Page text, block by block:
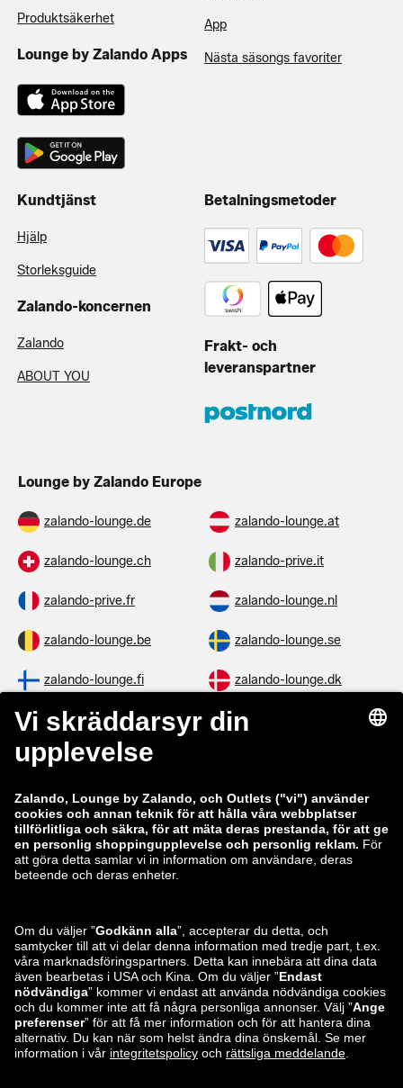
Produktsäkerhet
Lounge by Zalando Apps
App
Nästa säsongs favoriter
Kundtjänst
Hjälp
Storleksguide
Zalando-koncernen
Zalando
ABOUT YOU
Betalningsmetoder
Frakt- och
leveranspartner
Lounge by Zalando Europe
zalando-lounge.de zalando-lounge.at
zalando-lounge.ch zalando-prive.it
zalando-prive.fr zalando-lounge.nl
zalando-lounge.be zalando-lounge.se
zalando-lounge.fi zalando-lounge.dk
zalando-lounge.co.uk zalando-lounge.pl
zalando-prive.es
zalando-lounge.lt zalando-lounge.sk
zalando-lounge.ro zalando-lounge.hr
zalando-lounge.si
zalando-lounge.lv zalando-lounge.no
Du hittar oss
också på